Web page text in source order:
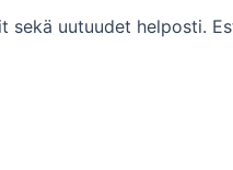
uutuudet helposti.